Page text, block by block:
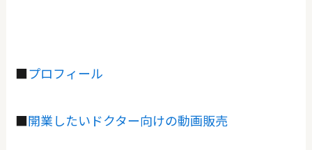
■プロフィール
■開業したいドクター向けの動画販売